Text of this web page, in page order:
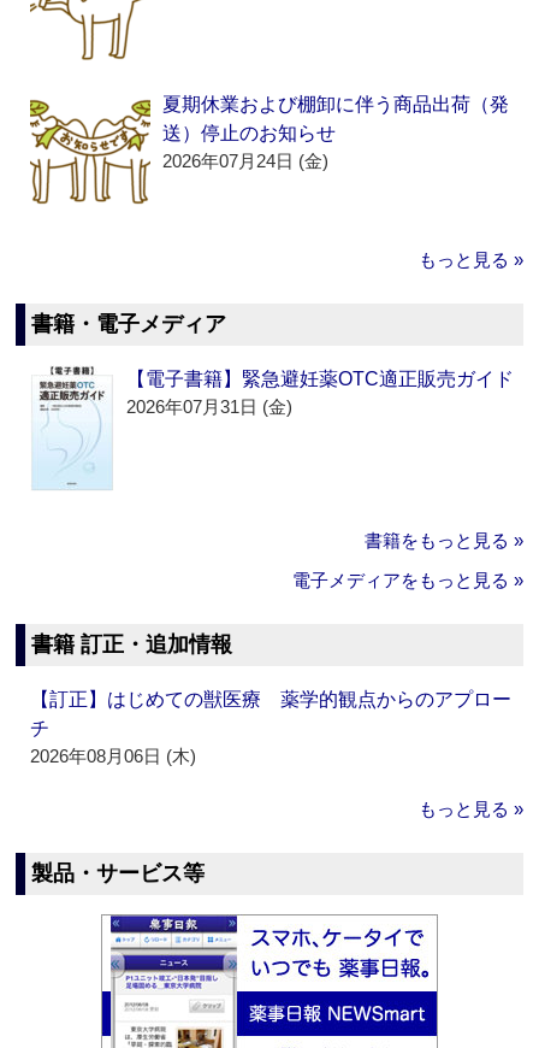
夏期休業および棚卸に伴う商品出荷（発
送）停止のお知らせ
2026年07月24日 (金)
もっと見る »
書籍・電子メディア
【電子書籍】緊急避妊薬OTC適正販売ガイド
2026年07月31日 (金)
書籍をもっと見る »
電子メディアをもっと見る »
書籍 訂正・追加情報
【訂正】はじめての獣医療 薬学的観点からのアプロー
チ
2026年08月06日 (木)
もっと見る »
製品・サービス等